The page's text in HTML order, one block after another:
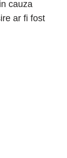
cauza
ar fi fost